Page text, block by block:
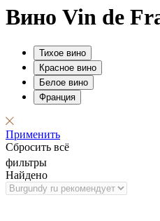
Вино Vin de
Тихое вино
Красное вино
Белое вино
Франция
Применить
Сбросить всё
фильтры
Найдено